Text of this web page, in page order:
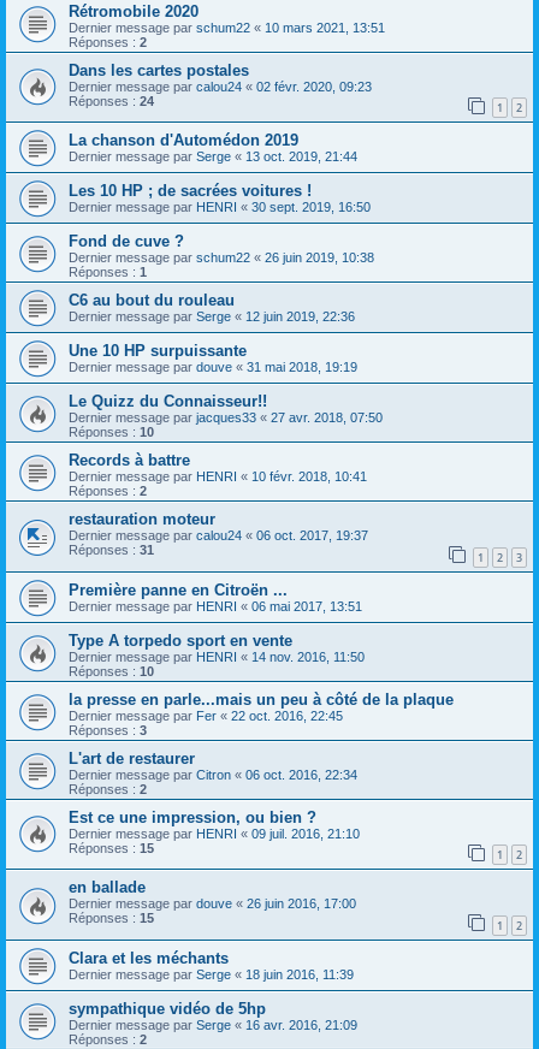
Rétromobile 2020
Dernier message par schum22 « 10 mars 2021, 13:51
Réponses : 2
Dans les cartes postales
Dernier message par calou24 « 02 févr. 2020, 09:23
Réponses : 24 1 2
La chanson d'Automédon 2019
Dernier message par Serge « 13 oct. 2019, 21:44
Les 10 HP ; de sacrées voitures !
Dernier message par HENRI « 30 sept. 2019, 16:50
Fond de cuve ?
Dernier message par schum22 « 26 juin 2019, 10:38
Réponses : 1
C6 au bout du rouleau
Dernier message par Serge « 12 juin 2019, 22:36
Une 10 HP surpuissante
Dernier message par douve « 31 mai 2018, 19:19
Le Quizz du Connaisseur!!
Dernier message par jacques33 « 27 avr. 2018, 07:50
Réponses : 10
Records à battre
Dernier message par HENRI « 10 févr. 2018, 10:41
Réponses : 2
restauration moteur
Dernier message par calou24 « 06 oct. 2017, 19:37
Réponses : 31 1 2 3
Première panne en Citroën ...
Dernier message par HENRI « 06 mai 2017, 13:51
Type A torpedo sport en vente
Dernier message par HENRI « 14 nov. 2016, 11:50
Réponses : 10
la presse en parle...mais un peu à côté de la plaque
Dernier message par Fer « 22 oct. 2016, 22:45
Réponses : 3
L'art de restaurer
Dernier message par Citron « 06 oct. 2016, 22:34
Réponses : 2
Est ce une impression, ou bien ?
Dernier message par HENRI « 09 juil. 2016, 21:10
Réponses : 15 1 2
en ballade
Dernier message par douve « 26 juin 2016, 17:00
Réponses : 15 1 2
Clara et les méchants
Dernier message par Serge « 18 juin 2016, 11:39
sympathique vidéo de 5hp
Dernier message par Serge « 16 avr. 2016, 21:09
Réponses : 2